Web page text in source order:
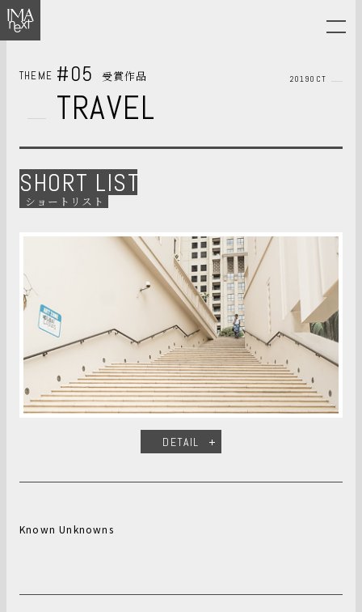
THEME #05 受賞作品 2019OCT
TRAVEL
SHORT LIST
ショートリスト
DETAIL
Known Unknowns